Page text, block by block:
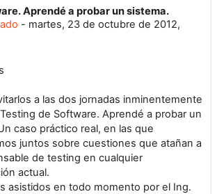
Aprendé a probar un sistema.
- martes, 23 de octubre de 2012,
0
a las dos jornadas inminentemente
de Software. Aprendé a probar un
caso práctico real, en las que
juntos sobre cuestiones que atañan a
de testing en cualquier
actual.
asistidos en todo momento por el Ing.